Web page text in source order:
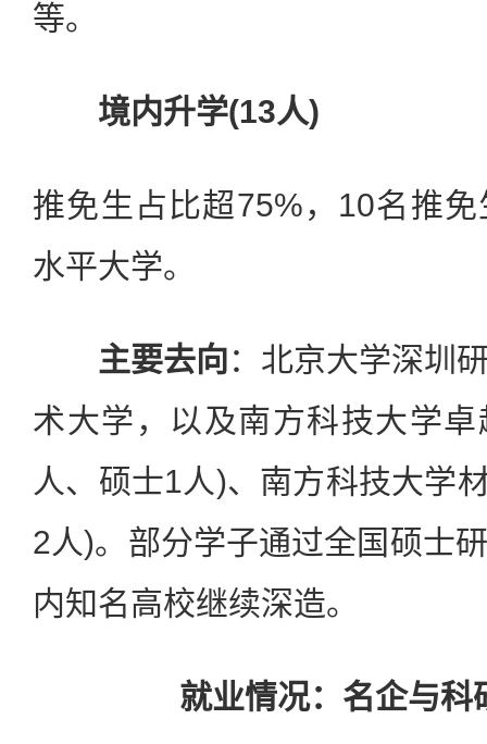
等。
境内升学(13人)
推免生占比超75%，10名推
水平大学。
主要去向：北京大学深圳
术大学，以及南方科技大学
人、硕士1人)、南方科技大学
2人)。部分学子通过全国硕士
内知名高校继续深造。
就业情况：名企与科